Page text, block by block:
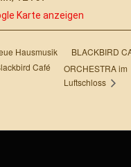
Karte anzeigen
Hausmusik
Café
BLACKBIRD
ORCHESTRA im
Luftschloss